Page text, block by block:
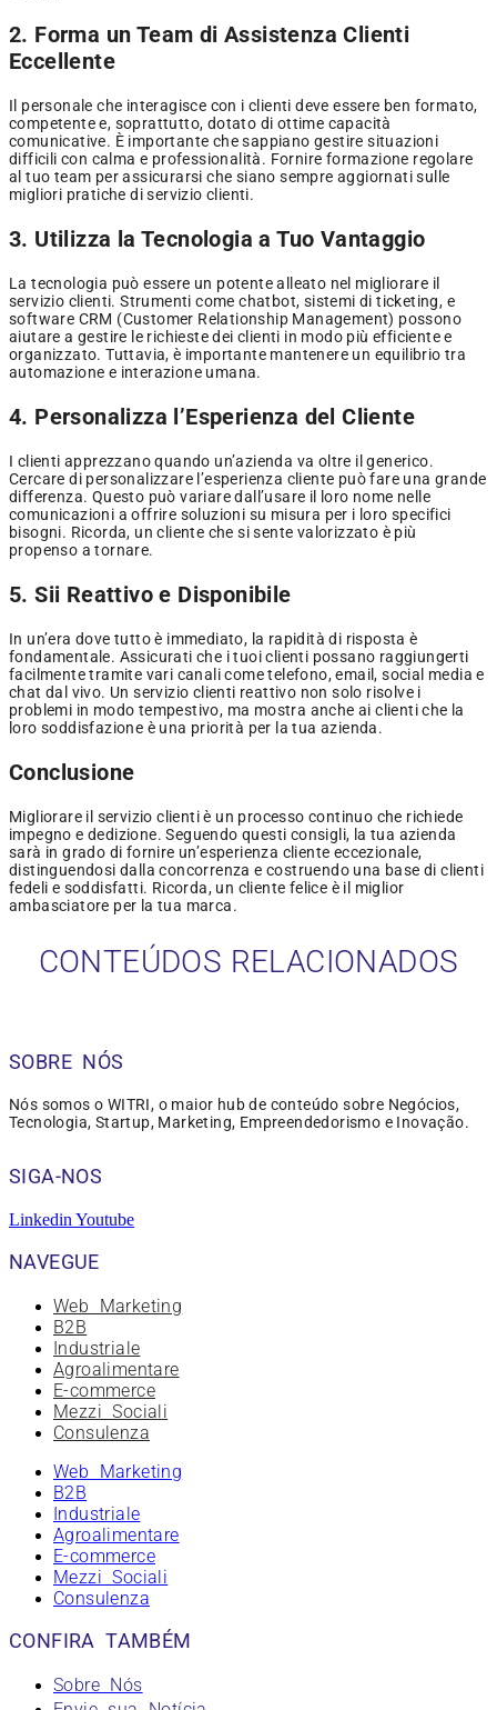
2. Forma un Team di Assistenza Clienti
Eccellente
Il personale che interagisce con i clienti deve essere ben formato,
competente e, soprattutto, dotato di ottime capacità
comunicative. È importante che sappiano gestire situazioni
difficili con calma e professionalità. Fornire formazione regolare
al tuo team per assicurarsi che siano sempre aggiornati sulle
migliori pratiche di servizio clienti.
3. Utilizza la Tecnologia a Tuo Vantaggio
La tecnologia può essere un potente alleato nel migliorare il
servizio clienti. Strumenti come chatbot, sistemi di ticketing, e
software CRM (Customer Relationship Management) possono
aiutare a gestire le richieste dei clienti in modo più efficiente e
organizzato. Tuttavia, è importante mantenere un equilibrio tra
automazione e interazione umana.
4. Personalizza l’Esperienza del Cliente
I clienti apprezzano quando un’azienda va oltre il generico.
Cercare di personalizzare l’esperienza cliente può fare una grande
differenza. Questo può variare dall’usare il loro nome nelle
comunicazioni a offrire soluzioni su misura per i loro specifici
bisogni. Ricorda, un cliente che si sente valorizzato è più
propenso a tornare.
5. Sii Reattivo e Disponibile
In un’era dove tutto è immediato, la rapidità di risposta è
fondamentale. Assicurati che i tuoi clienti possano raggiungerti
facilmente tramite vari canali come telefono, email, social media e
chat dal vivo. Un servizio clienti reattivo non solo risolve i
problemi in modo tempestivo, ma mostra anche ai clienti che la
loro soddisfazione è una priorità per la tua azienda.
Conclusione
Migliorare il servizio clienti è un processo continuo che richiede
impegno e dedizione. Seguendo questi consigli, la tua azienda
sarà in grado di fornire un’esperienza cliente eccezionale,
distinguendosi dalla concorrenza e costruendo una base di clienti
fedeli e soddisfatti. Ricorda, un cliente felice è il miglior
ambasciatore per la tua marca.
CONTEÚDOS RELACIONADOS
SOBRE NÓS
Nós somos o WITRI, o maior hub de conteúdo sobre Negócios,
Tecnologia, Startup, Marketing, Empreendedorismo e Inovação.
SIGA-NOS
Linkedin Youtube
NAVEGUE
Web Marketing
B2B
Industriale
Agroalimentare
E-commerce
Mezzi Sociali
Consulenza
Web Marketing
B2B
Industriale
Agroalimentare
E-commerce
Mezzi Sociali
Consulenza
CONFIRA TAMBÉM
Sobre Nós